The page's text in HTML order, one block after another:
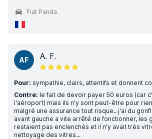
Fiat Panda
AF A. F.
Pour: sympathie, clairs, attentifs et donnent
Contre: le fait de devoir payer 50 euros (car
l'aéroport) mais ils n'y sont peut-être pour
malgré une assurance tout risque.. j'ai du
avant gauche a vite arrêté de fonctionner, les
restaient pas enclenchés et il n'y avait très
nettoyage des vitres...